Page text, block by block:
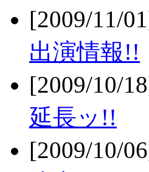
[2009/11/
出演情報!!
[2009/10/
延長ッ!!
[2009/10/